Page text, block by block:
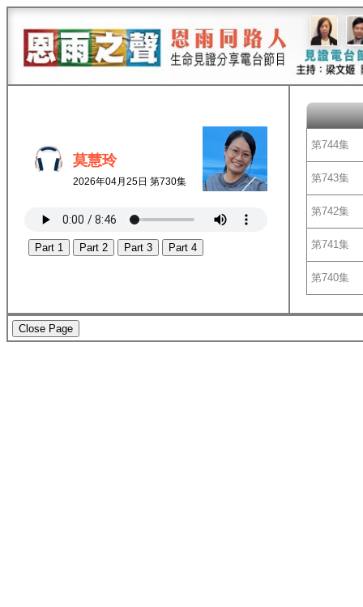
莫慧玲
2026年04月25日 第730集
Part 1 Part 2 Part 3 Part 4
第744集
第743集
第742集
第741集
第740集
Close Page